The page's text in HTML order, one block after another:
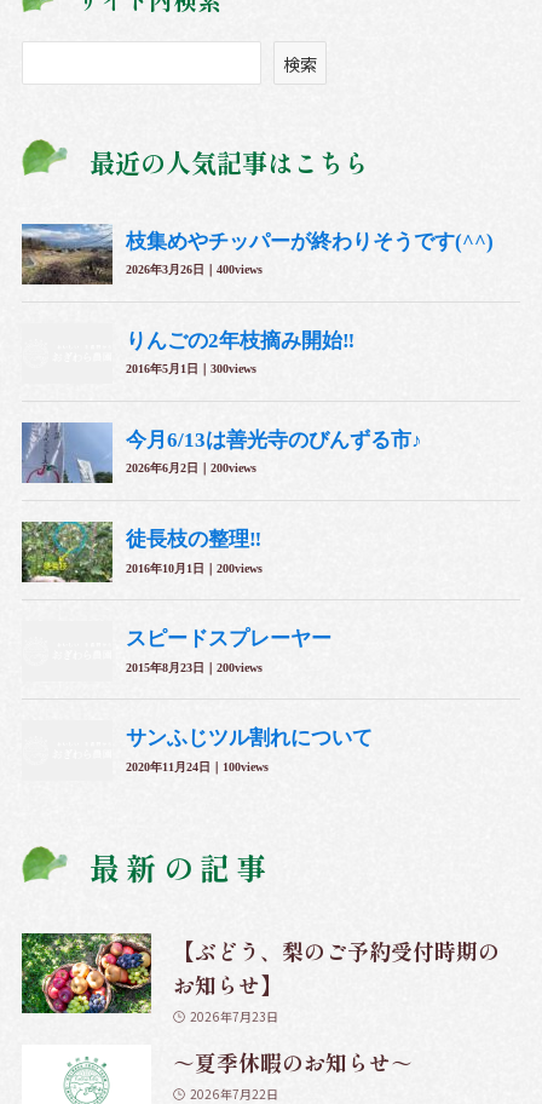
ブ
索
検索
最近の人気記事はこちら
最新の記事
【ぶどう、梨のご予約受付時期の
お知らせ】
2026年7月23日
～夏季休暇のお知らせ～
2026年7月22日